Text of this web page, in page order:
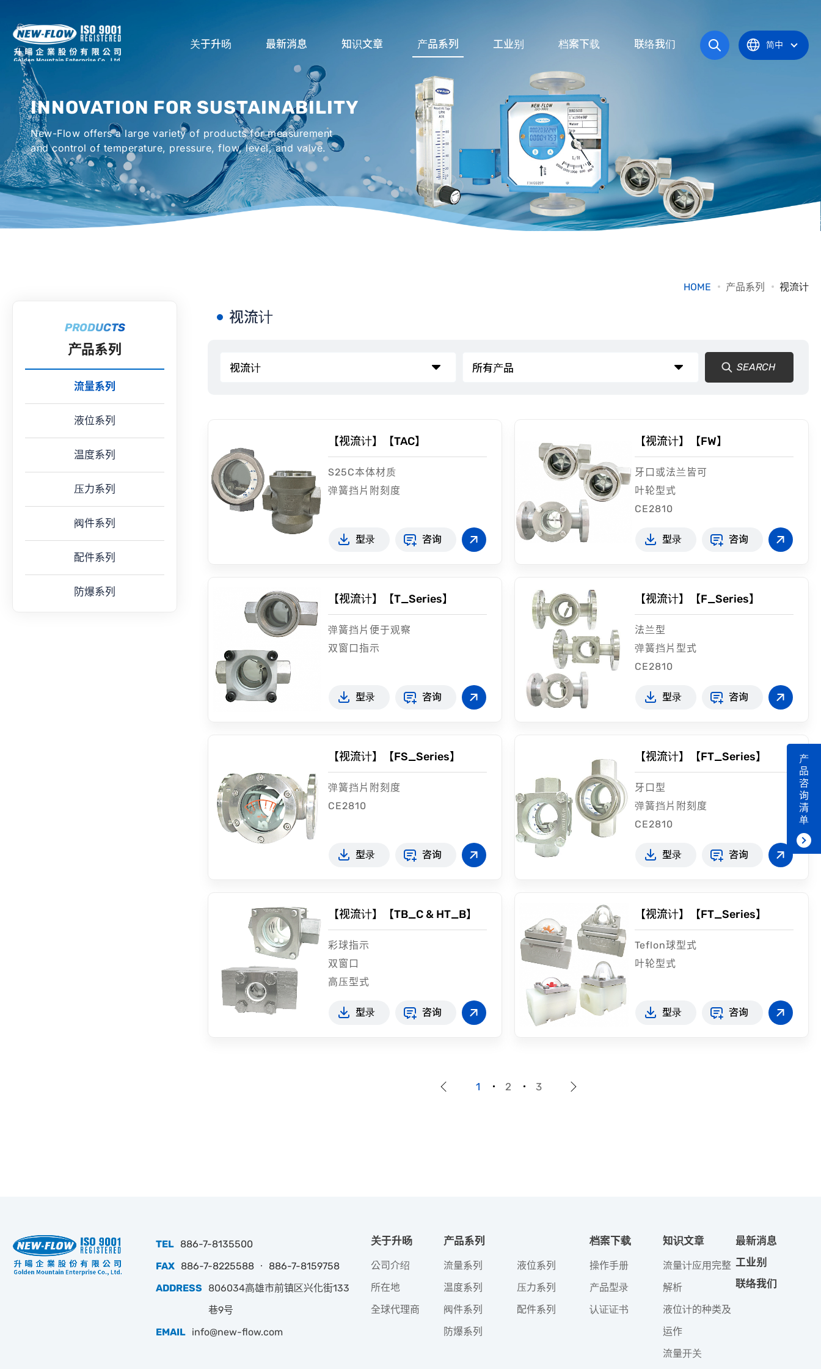
关于升旸
所在地
全球代理商
最新消息 知识文章
流量计应用完整解析
液位计的种类及运作
压力开关
产品系列
流量系列
液位系列
温度系列
压力系列
阀件系列
配件系列
工业别
冷却机组系统
烤箱及臭氧反应炉
机械密封罐系统
紧急淋浴洗眼器
档案下载
操作手册
产品型录
认证证书
联络我们 简中
INNOVATION FOR SUSTAINABILITY
New-Flow offers a large variety of products for measurement
and control of temperature, pressure, flow, level, and valve.
HOME 产品系列 视流计
PRODUCTS
产品系列
流量系列
液位系列
温度系列
压力系列
阀件系列
配件系列
防爆系列
视流计
SEARCH
【视流计】【TAC】
S25C本体材质
弹簧挡片附刻度
型录 咨询
【视流计】【FW】
牙口或法兰皆可
叶轮型式
CE2810
型录 咨询
【视流计】【T_Series】
弹簧挡片便于观察
双窗口指示
型录 咨询
【视流计】【F_Series】
法兰型
弹簧挡片型式
CE2810
型录 咨询
【视流计】【FS_Series】
弹簧挡片附刻度
CE2810
型录 咨询
【视流计】【FT_Series】
牙口型
弹簧挡片附刻度
CE2810
型录 咨询
【视流计】【TB_C & HT_B】
彩球指示
双窗口
高压型式
型录 咨询
【视流计】【FT_Series】
Teflon球型式
叶轮型式
型录 咨询
1 2 3
产
品
咨
询
清
单
TEL 886-7-8135500
FAX 886-7-8225588 ‧ 886-7-8159758
ADDRESS
806034高雄市前镇区兴化街133
巷9号
EMAIL info@new-flow.com
关于升旸
公司介绍
所在地
全球代理商
产品系列
流量系列
液位系列
温度系列
压力系列
阀件系列
配件系列
防爆系列
档案下载
操作手册
产品型录
认证证书
知识文章
流量计应用完整
解析
液位计的种类及
运作
流量开关
最新消息
工业别
联络我们